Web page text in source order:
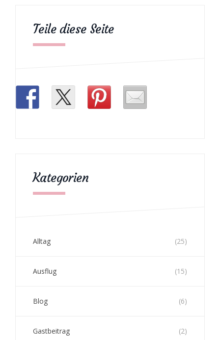
Teile diese Seite
Kategorien
Alltag (25)
Ausflug (15)
Blog (6)
Gastbeitrag (2)